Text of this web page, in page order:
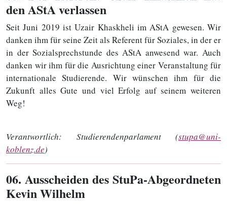
den AStA verlassen
Seit Juni 2019 ist Uzair Khaskheli im AStA gewesen. Wir
danken ihm für seine Zeit als Referent für Soziales, in der er
in der Sozialsprechstunde des AStA anwesend war. Auch
danken wir ihm für die Ausrichtung einer Veranstaltung für
internationale Studierende. Wir wünschen ihm für die
Zukunft alles Gute und viel Erfolg auf seinem weiteren
Weg!
Verantwortlich: Studierendenparlament (stupa@uni-
koblenz.de)
06. Ausscheiden des StuPa-Abgeordneten
Kevin Wilhelm